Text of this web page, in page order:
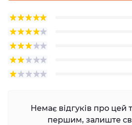
Немає відгуків про цей
першим, залиште